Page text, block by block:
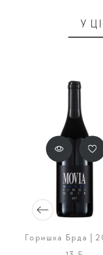
У
Горишка Брда |